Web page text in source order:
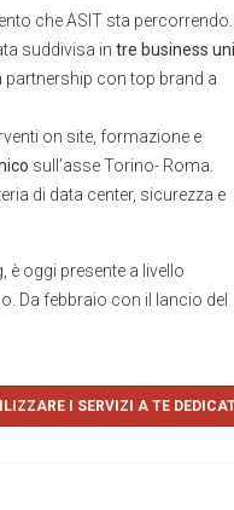
che ASIT sta percorrendo.
suddivisa in tre business
con top brand a
on site, formazione e
sull’asse Torino- Roma.
di data center, sicurezza e
è oggi presente a livello
Da febbraio con il lancio del
I SERVIZI A TE